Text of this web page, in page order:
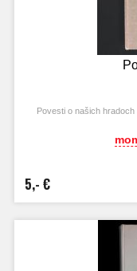
Povesti o našich
5,- €